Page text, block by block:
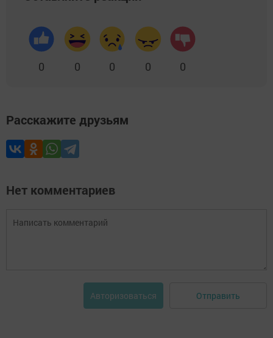
0 0 0 0 0
Расскажите друзьям
Нет комментариев
Авторизоваться Отправить